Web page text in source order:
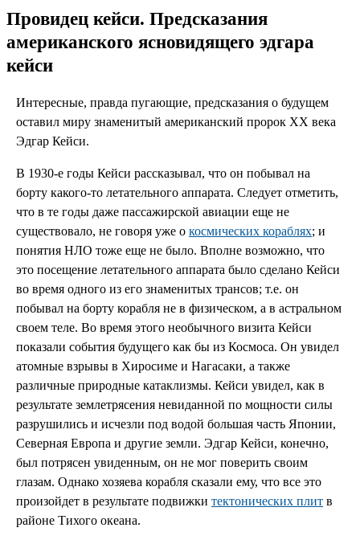
Провидец кейси. Предсказания
американского ясновидящего эдгара
кейси
Интересные, правда пугающие, предсказания о будущем
оставил миру знаменитый американский пророк XX века
Эдгар Кейси.
В 1930-е годы Кейси рассказывал, что он побывал на
борту какого-то летательного аппарата. Следует отметить,
что в те годы даже пассажирской авиации еще не
существовало, не говоря уже о космических кораблях; и
понятия НЛО тоже еще не было. Вполне возможно, что
это посещение летательного аппарата было сделано Кейси
во время одного из его знаменитых трансов; т.е. он
побывал на борту корабля не в физическом, а в астральном
своем теле. Во время этого необычного визита Кейси
показали события будущего как бы из Космоса. Он увидел
атомные взрывы в Хиросиме и Нагасаки, а также
различные природные катаклизмы. Кейси увидел, как в
результате землетрясения невиданной по мощности силы
разрушились и исчезли под водой большая часть Японии,
Северная Европа и другие земли. Эдгар Кейси, конечно,
был потрясен увиденным, он не мог поверить своим
глазам. Однако хозяева корабля сказали ему, что все это
произойдет в результате подвижки тектонических плит в
районе Тихого океана.